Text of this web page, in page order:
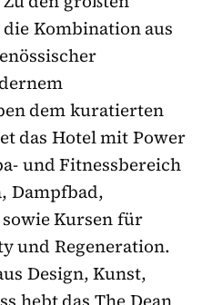
Kombination aus
dem kuratierten
das Hotel mit Power
und Fitnessbereich
Dampfbad,
Kursen für
und Regeneration.
Design, Kunst,
hebt das The Dean